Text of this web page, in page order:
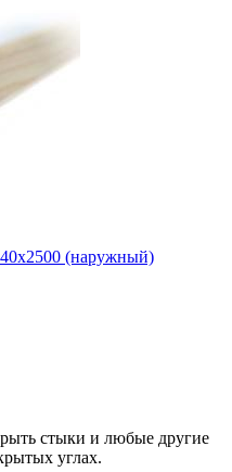
(наружный)
стыки и любые другие
углах.